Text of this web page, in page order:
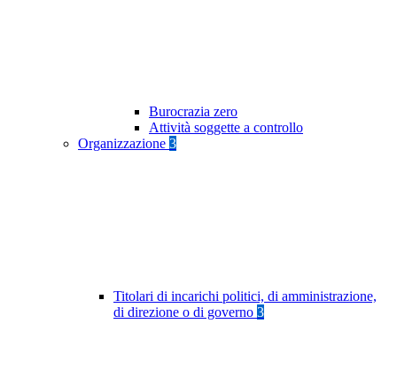
Burocrazia zero
Attività soggette a controllo
Organizzazione 3
Titolari di incarichi politici, di amministrazione,
di direzione o di governo 3